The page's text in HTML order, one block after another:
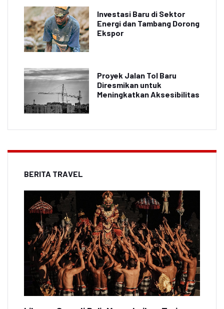
Investasi Baru di Sektor
Energi dan Tambang Dorong
Ekspor
Proyek Jalan Tol Baru
Diresmikan untuk
Meningkatkan Aksesibilitas
BERITA TRAVEL